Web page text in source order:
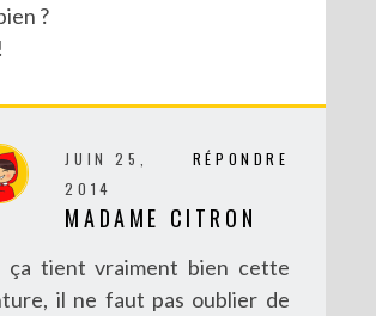
?
RÉPONDRE
JUIN 25,
2014
MADAME CITRON
ça tient vraiment bien cette
il ne faut pas oublier de